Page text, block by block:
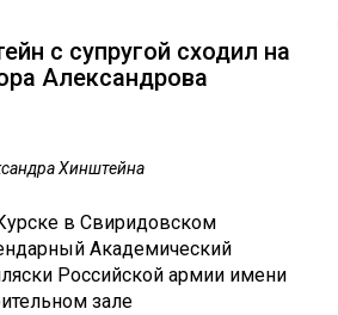
с супругой сходил на
Александрова
Хинштейна
в Свиридовском
Академический
Российской армии имени
зале